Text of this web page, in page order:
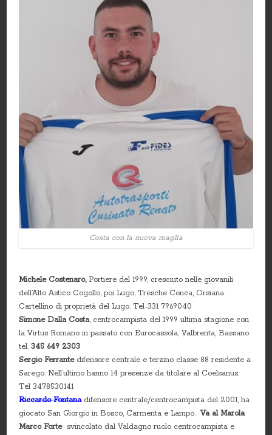
Costa con la nuova maglia
Michele Costenaro,Portiere del 1999, cresciuto nelle giovanili
dell’Alto Astico Cogollo, poi Lugo, Tresche Conca, Orsiana.
Cartellino di proprietà del Lugo. Tel-331 7969040
Simone Dalla Costa, centrocampista del 1999 ultima stagione con
la Virtus Romano in passato con Eurocassola, Valbrenta, Bassano
tel. 345 649 2303
Sergio Ferrantedifensore centrale e terzino classe 88 residente a
Sarego. Nell’ultimo hanno 14 presenze da titolare al Coelsanus.
Tel 3478530141
Riccardo Fontanadifensore centrale/centrocampista del 2001, ha
giocato San Giorgio in Bosco, Carmenta e Lampo.Va al Marola
Marco Fortesvincolato dal Valdagno ruolo centrocampista e